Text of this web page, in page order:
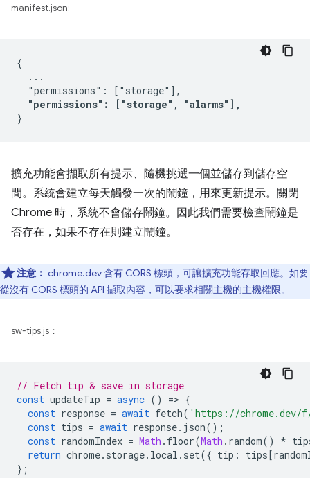
manifest.json:
{
  ...
"permissions": ["storage"],
"permissions": ["storage", "alarms"],
擴充功能會擷取所有提示、隨機挑選一個並儲存到儲存空
間。系統會建立每天觸發一次的鬧鐘，用來更新提示。關閉
Chrome 時，系統不會儲存鬧鐘。因此我們需要檢查鬧鐘是
否存在，如果不存在則建立鬧鐘。
注意： chrome.dev 含有 CORS 標頭，可讓擴充功能存取回應。如要
從沒有 CORS 標頭的 API 擷取內容，可以要求相關主機的主機權限。
sw-tips.js：
// Fetch tip & save in storage
const updateTip = async () => {
const response = await fetch( 'https://chrome.dev/
const tips = await response. json();
const randomIndex = Math . floor(Math . random() *
return chrome. storage. local . set({ tip : tips[
};